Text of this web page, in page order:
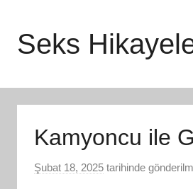
Seks
Kamyoncu ile
Şubat 18, 2025 tarihinde